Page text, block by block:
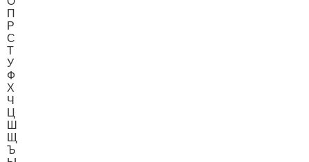
П
Р
С
Т
У
Ф
Х
Ч
Ц
Ш
Щ
Ъ